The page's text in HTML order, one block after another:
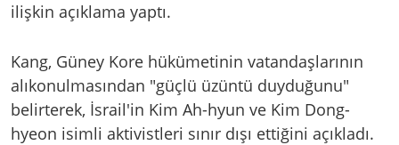
ilişkin açıklama yaptı.
Kang, Güney Kore hükümetinin vatandaşlarının
alıkonulmasından "güçlü üzüntü duyduğunu"
belirterek, İsrail'in Kim Ah-hyun ve Kim Dong-
hyeon isimli aktivistleri sınır dışı ettiğini açıkladı.